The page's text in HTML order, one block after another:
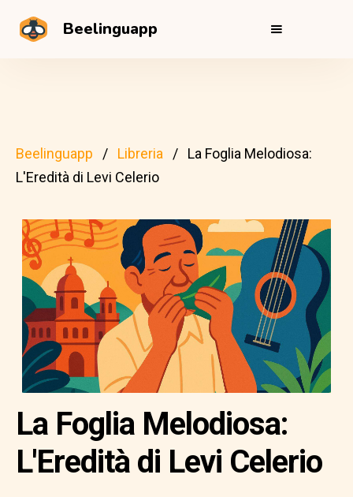
Beelinguapp
Beelinguapp Libreria
La Foglia Melodiosa:
L'Eredità di Levi Celerio
La Foglia Melodiosa:
L'Eredità di Levi Celerio